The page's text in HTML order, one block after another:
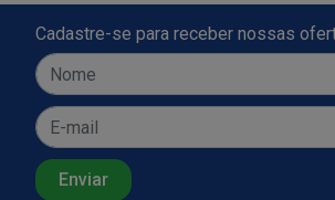
Cadastre-se para receber nossas